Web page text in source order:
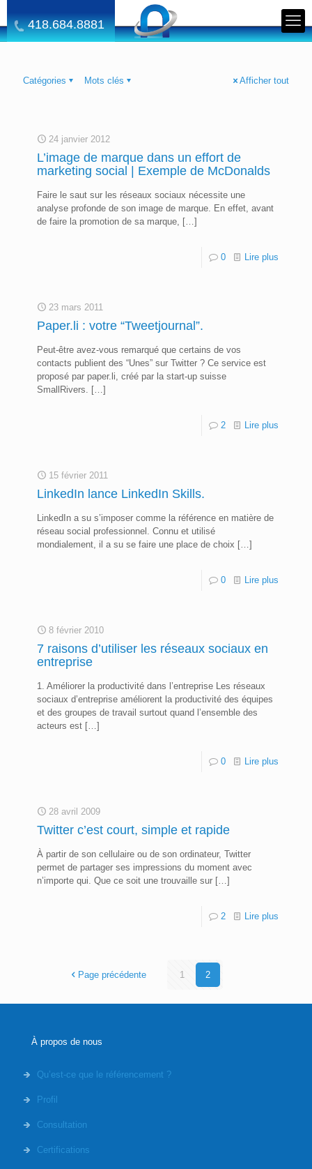
418.684.8881
Catégories Mots clés Afficher tout
24 janvier 2012
L’image de marque dans un effort de
marketing social | Exemple de McDonalds
Faire le saut sur les réseaux sociaux nécessite une
analyse profonde de son image de marque. En effet, avant
de faire la promotion de sa marque, […]
0 Lire plus
23 mars 2011
Paper.li : votre “Tweetjournal”.
Peut-être avez-vous remarqué que certains de vos
contacts publient des “Unes” sur Twitter ? Ce service est
proposé par paper.li, créé par la start-up suisse
SmallRivers. […]
2 Lire plus
15 février 2011
LinkedIn lance LinkedIn Skills.
LinkedIn a su s’imposer comme la référence en matière de
réseau social professionnel. Connu et utilisé
mondialement, il a su se faire une place de choix […]
0 Lire plus
8 février 2010
7 raisons d’utiliser les réseaux sociaux en
entreprise
1. Améliorer la productivité dans l’entreprise Les réseaux
sociaux d’entreprise améliorent la productivité des équipes
et des groupes de travail surtout quand l’ensemble des
acteurs est […]
0 Lire plus
28 avril 2009
Twitter c’est court, simple et rapide
À partir de son cellulaire ou de son ordinateur, Twitter
permet de partager ses impressions du moment avec
n’importe qui. Que ce soit une trouvaille sur […]
2 Lire plus
Page précédente 1 2
À propos de nous
Qu’est-ce que le référencement ?
Profil
Consultation
Certifications